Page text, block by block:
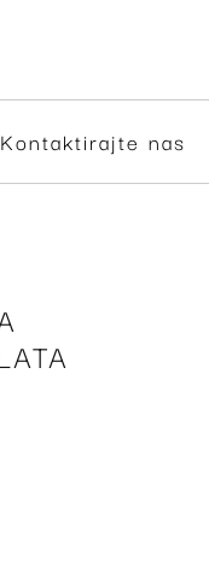
Kontaktirajte nas